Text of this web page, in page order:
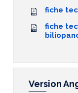
fiche
fiche
Version